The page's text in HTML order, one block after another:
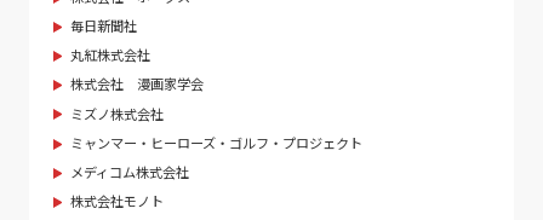
毎日新聞社
丸紅株式会社
株式会社 漫画家学会
ミズノ株式会社
ミャンマー・ヒーローズ・ゴルフ・プロジェクト
メディコム株式会社
株式会社モノト